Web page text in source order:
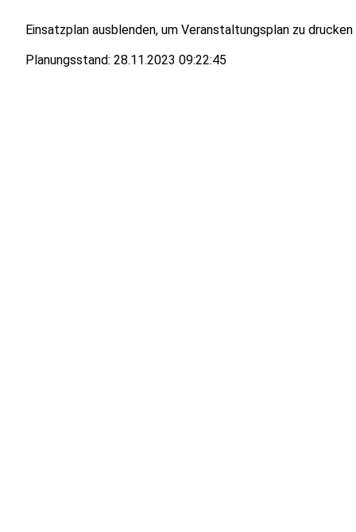
Einsatzplan ausblenden, um Veranstaltungsplan zu drucken
Planungsstand: 28.11.2023 09:22:45